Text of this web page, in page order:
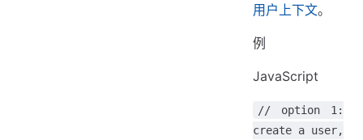
用户上下文。
例
JavaScript
// option 1:
create a user,